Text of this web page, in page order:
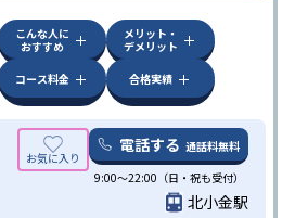
こんな人に
おすすめ
メリット・
デメリット
コース料金 合格実績
電話する 通話料無料
9:00～22:00（日・祝も受付）
北小金駅